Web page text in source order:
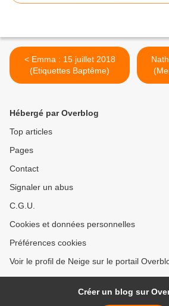
< Emma : 15 juillet 2018
(Etiquettes Baptême)
Hébergé par Overblog
Top articles
Pages
Contact
Signaler un abus
C.G.U.
Cookies et données personnelles
Préférences cookies
Voir le profil de Neige sur le portail
Créer un blog sur